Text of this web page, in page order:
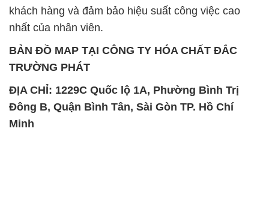
ĐỊA CHỈ: 1229C Quốc lộ 1A, Phường Bình Trị
Đông B, Quận Bình Tân, Sài Gòn TP. Hồ Chí
Minh